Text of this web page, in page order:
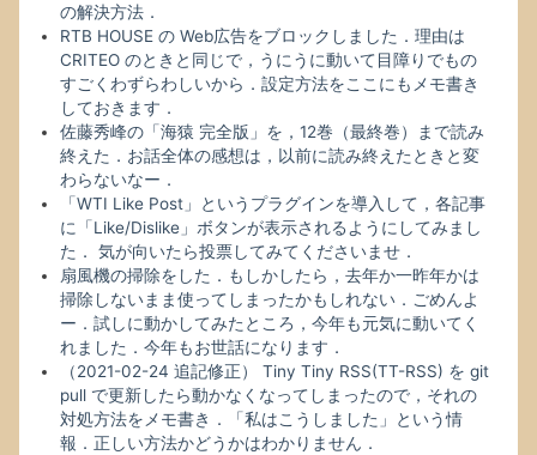
の解決方法．
RTB HOUSE の Web広告をブロックしました．理由は
CRITEO のときと同じで，うにうに動いて目障りでもの
すごくわずらわしいから．設定方法をここにもメモ書き
しておきます．
佐藤秀峰の「海猿 完全版」を，12巻（最終巻）まで読み
終えた．お話全体の感想は，以前に読み終えたときと変
わらないなー．
「WTI Like Post」というプラグインを導入して，各記事
に「Like/Dislike」ボタンが表示されるようにしてみまし
た． 気が向いたら投票してみてくださいませ．
扇風機の掃除をした．もしかしたら，去年か一昨年かは
掃除しないまま使ってしまったかもしれない．ごめんよ
ー．試しに動かしてみたところ，今年も元気に動いてく
れました．今年もお世話になります．
（2021-02-24 追記修正） Tiny Tiny RSS(TT-RSS) を git
pull で更新したら動かなくなってしまったので，それの
対処方法をメモ書き．「私はこうしました」という情
報．正しい方法かどうかはわかりません．